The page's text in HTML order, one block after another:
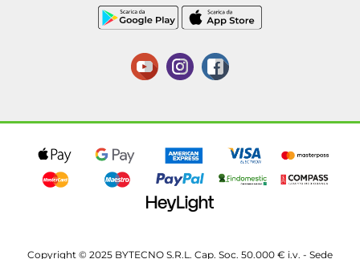
Copyright © 2025 BYTECNO S.R.L. Cap. Soc. 50.000 € i.v. - Sede